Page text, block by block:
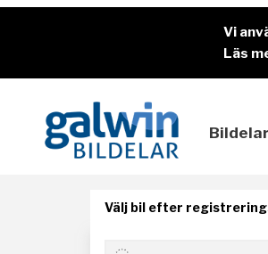
Vi
Läs
Bildelar
Välj bil efter